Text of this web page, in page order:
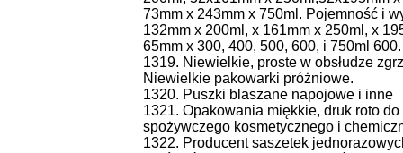
73mm x 243mm x 750ml. Pojemność i
132mm x 200ml, x 161mm x 250ml, x
65mm x 300, 400, 500, 600, i 750ml
1319. Niewielkie, proste w obsłudze
Niewielkie pakowarki próżniowe.
1320. Puszki blaszane napojowe i inne
1321. Opakowania miękkie, druk roto
spożywczego kosmetycznego i
1322. Producent saszetek